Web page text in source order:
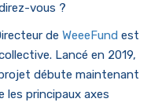
vous ?
de WeeeFund est
Lancé en 2019,
débute maintenant
les principaux axes